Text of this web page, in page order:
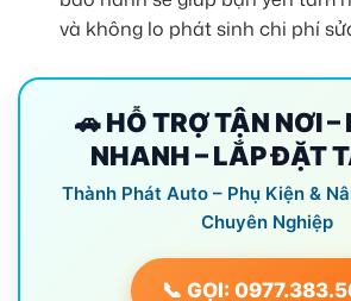
và không lo phát sinh chi phí
🚗 HỖ TRỢ TẬN NƠI –
NHANH – LẮP ĐẶT
Thành Phát Auto – Phụ Kiện &
Chuyên Nghiệp
📞 GỌI: